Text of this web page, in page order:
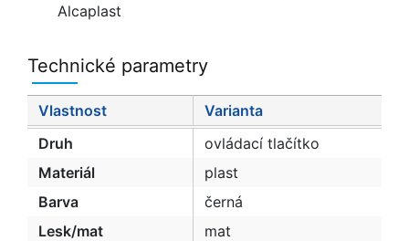
Alcaplast
Technické parametry
Vlastnost
Varianta
Druh
ovládací tlačítko
Materiál
plast
Barva
černá
Lesk/mat
mat